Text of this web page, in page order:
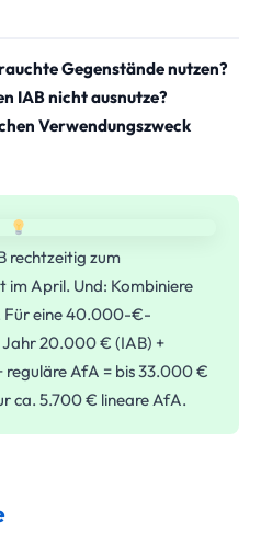
Gegenstände nutzen?
IAB nicht ausnutze?
Verwendungszweck
rechtzeitig zum
im April. Und: Kombiniere
Für eine 40.000-€-
Jahr 20.000 € (IAB) +
AfA = bis 33.000 €
ca. 5.700 € lineare AfA.